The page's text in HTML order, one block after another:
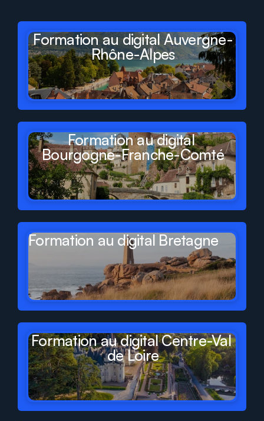
deFrance
Formation au digital Auvergne-
Rhône-Alpes
Formation au digital
Bourgogne-Franche-Comté
Formation au digital Bretagne
Formation au digital Centre-Val
de Loire